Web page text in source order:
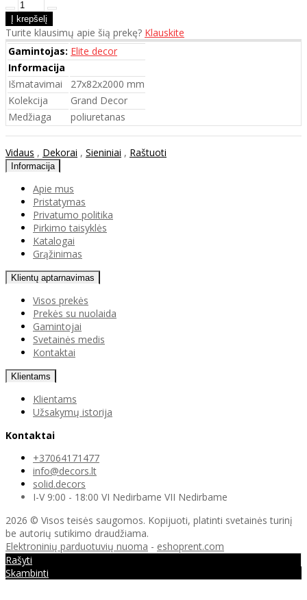
Turite klausimų apie šią prekę? Klauskite
Gamintojas: Elite decor
Informacija
Išmatavimai
27x82x2000 mm
Kolekcija
Grand Decor
Medžiaga
poliuretanas
Vidaus , Dekorai , Sieniniai , Raštuoti
Informacija
Apie mus
Pristatymas
Privatumo politika
Pirkimo taisyklės
Katalogai
Grąžinimas
Klientų aptarnavimas
Visos prekės
Prekės su nuolaida
Gamintojai
Svetainės medis
Kontaktai
Klientams
Klientams
Užsakymų istorija
Kontaktai
+37064171477
info@decors.lt
solid.decors
I-V 9:00 - 18:00 VI Nedirbame VII Nedirbame
2026 © Visos teisės saugomos. Kopijuoti, platinti svetainės turinį
be autorių sutikimo draudžiama.
Elektroninių parduotuvių nuoma - eshoprent.com
Rašyti
Skambinti